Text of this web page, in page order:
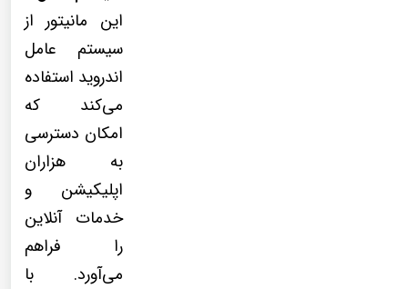
این مانیتور از
سیستم عامل
اندروید استفاده
می‌کند که
امکان دسترسی
به هزاران
اپلیکیشن و
خدمات آنلاین
را فراهم
می‌آورد. با